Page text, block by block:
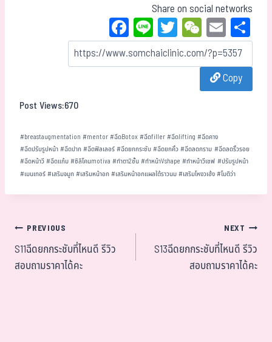
Share on social networks
Fa
ce
bo
Li
ne
T
wi
tt
W
eC
ha
t
E
m
ail
Copy
Post Views:670
#breastaugmentation #mentor#ฉีดBotox#ฉีดfiller#ฉีดlifting #ฉีดคาง
#ฉีดปรับรูปหน้า#ฉีดปาก#ฉีดฟิลเลอร์#ฉีดยกกระชับ#ฉีดยกคิ้ว #ฉีดลดกราม #ฉีดลดริ้วรอย
#ฉีดหน้าวี#ฉีดแก้ม#ซิลิโคนmotiva #ทำตา2ชั้น#ทำหน้าVshape #ทำหน้าวีเชฟ #ปรับรูปหน้า
#เมนเทอร์#เสริมจมูก#เสริมหน้าอก#เสริมหน้าอกแผลใต้ราวนม#เสริมโหงวเฮ้ง #โมติว่า
PREVIOUS
S11ฉีดยกกระชับที่ไหนดี รีวิว
สอบถามราคาได้คะ
NEXT
S13ฉีดยกกระชับที่ไหนดี รีวิว
สอบถามราคาได้คะ